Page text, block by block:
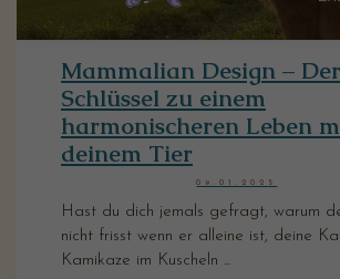
Mammalian Design – Der
Schlüssel zu einem
harmonischeren Leben
deinem Tier
09.01.2025
Hast du dich jemals gefragt, warum
nicht frisst wenn er alleine ist, deine
Kamikaze im Kuscheln ...